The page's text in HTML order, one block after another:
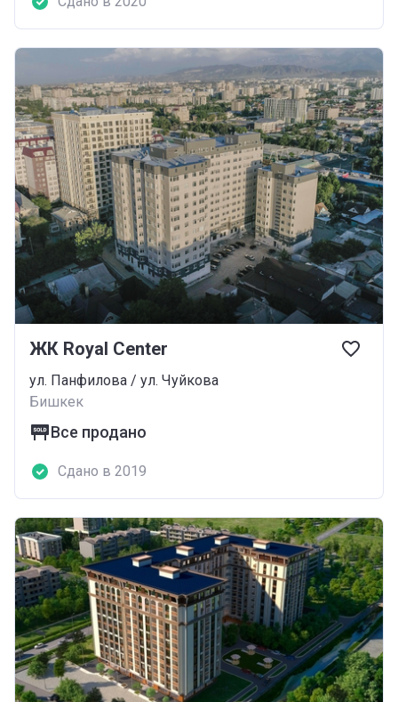
ЖК Royal Center
ул. Панфилова / ул. Чуйкова
Бишкек
Все продано
Сдано в 2019